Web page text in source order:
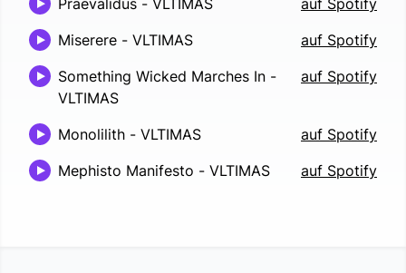
Miserere - VLTIMAS
auf Spotify
Something Wicked Marches In -
VLTIMAS
auf Spotify
Monolilith - VLTIMAS
auf Spotify
Mephisto Manifesto - VLTIMAS auf Spotify